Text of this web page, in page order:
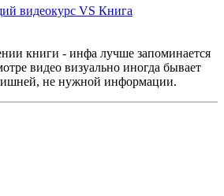
видеокурс VS Книга
книги - инфа лучше запоминается
видео визуально иногда бывает
не нужной информации.